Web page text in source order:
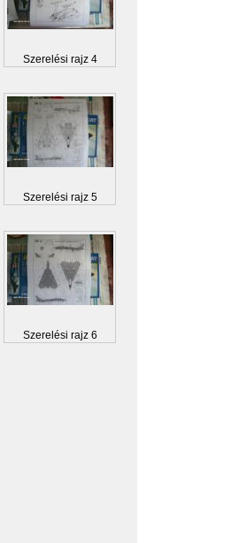
Szerelési rajz 4
Szerelési rajz 5
Szerelési rajz 6